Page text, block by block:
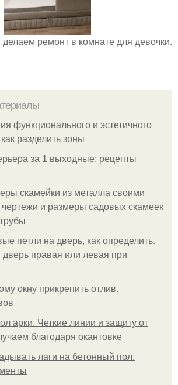
ремонт в комнате для девочки.
функционального и эстетичного
разделить зоны
за 1 выходные: рецепты
скамейки из металла своими
и размеры садовых скамеек
петли на дверь, как определить.
дверь правая или левая при
окну прикрепить отлив.
арки. Четкие линии и защиту от
благодаря окантовке
лаги на бетонный пол.